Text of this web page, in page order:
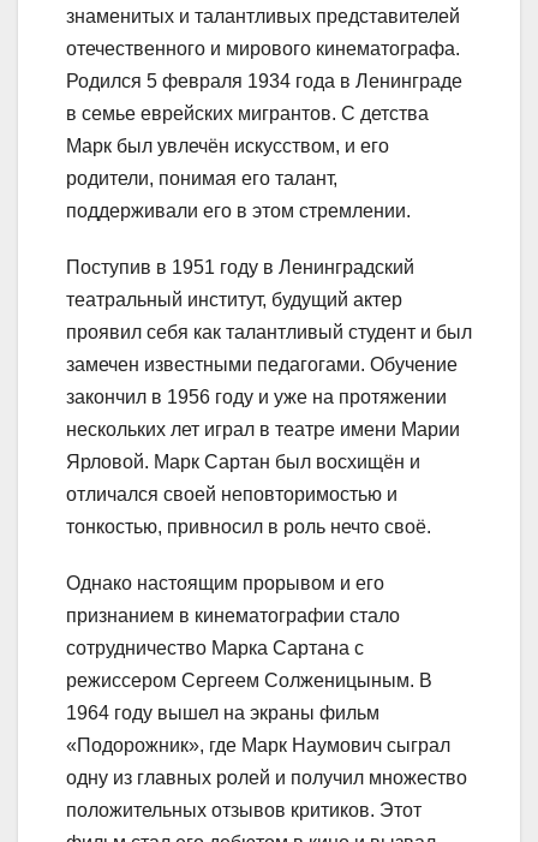
знаменитых и талантливых представителей
отечественного и мирового кинематографа.
Родился 5 февраля 1934 года в Ленинграде
в семье еврейских мигрантов. С детства
Марк был увлечён искусством, и его
родители, понимая его талант,
поддерживали его в этом стремлении.
Поступив в 1951 году в Ленинградский
театральный институт, будущий актер
проявил себя как талантливый студент и был
замечен известными педагогами. Обучение
закончил в 1956 году и уже на протяжении
нескольких лет играл в театре имени Марии
Ярловой. Марк Сартан был восхищён и
отличался своей неповторимостью и
тонкостью, привносил в роль нечто своё.
Однако настоящим прорывом и его
признанием в кинематографии стало
сотрудничество Марка Сартана с
режиссером Сергеем Солженицыным. В
1964 году вышел на экраны фильм
«Подорожник», где Марк Наумович сыграл
одну из главных ролей и получил множество
положительных отзывов критиков. Этот